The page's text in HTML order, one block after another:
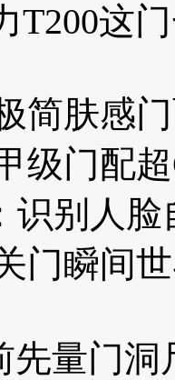
T200这
简肤感
级门配
识别人
门瞬间
量门洞